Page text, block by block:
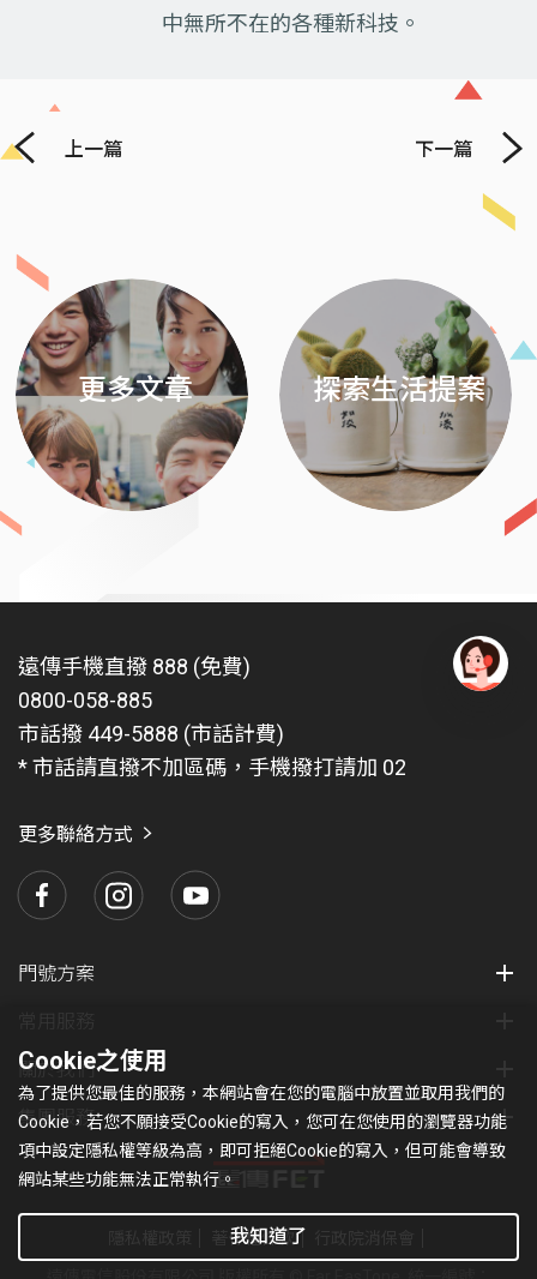
中無所不在的各種新科技。
上一篇 下一篇
更多文章 探索生活提案
Next
遠傳手機直撥 888 (免費)
0800-058-885
市話撥 449-5888 (市話計費)
* 市話請直撥不加區碼，手機撥打請加 02
更多聯絡方式
門號方案
關於我們
集團服務
著作權條款
Cookie之使用
為了提供您最佳的服務，本網站會在您的電腦中放置並取用我們的
Cookie，若您不願接受Cookie的寫入，您可在您使用的瀏覽器功能
項中設定隱私權等級為高，即可拒絕Cookie的寫入，但可能會導致
網站某些功能無法正常執行。
我知道了